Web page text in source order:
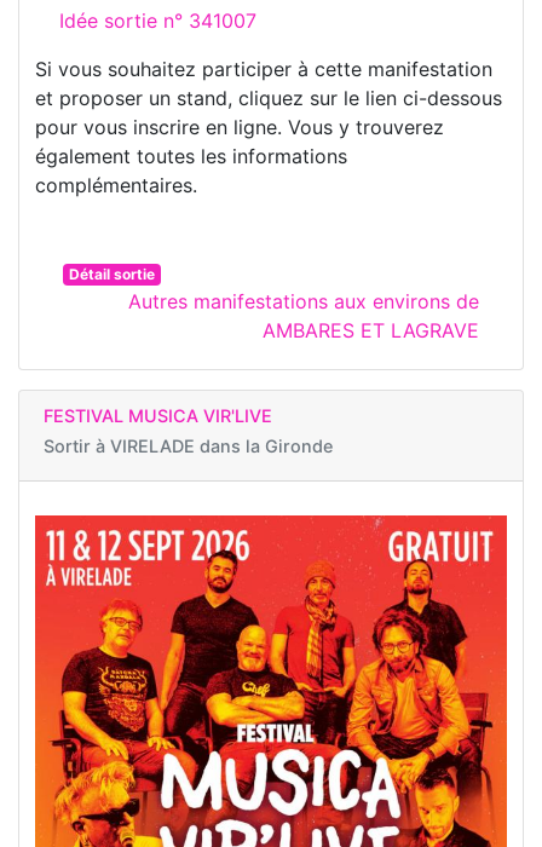
Idée sortie n° 341007
Si vous souhaitez participer à cette manifestation
et proposer un stand, cliquez sur le lien ci-dessous
pour vous inscrire en ligne. Vous y trouverez
également toutes les informations
complémentaires.
Détail sortie
Autres manifestations aux environs de
AMBARES ET LAGRAVE
FESTIVAL MUSICA VIR'LIVE
Sortir à VIRELADE dans la Gironde